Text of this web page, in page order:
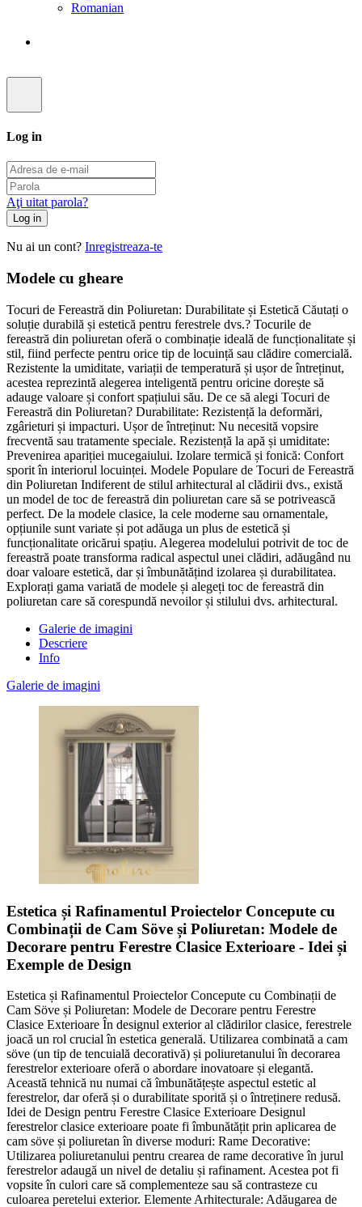
Romanian
Log in
Aţi uitat parola?
Log in
Nu ai un cont? Inregistreaza-te
Modele cu gheare
Tocuri de Fereastră din Poliuretan: Durabilitate și Estetică Căutați o
soluție durabilă și estetică pentru ferestrele dvs.? Tocurile de
fereastră din poliuretan oferă o combinație ideală de funcționalitate și
stil, fiind perfecte pentru orice tip de locuință sau clădire comercială.
Rezistente la umiditate, variații de temperatură și ușor de întreținut,
acestea reprezintă alegerea inteligentă pentru oricine dorește să
adauge valoare și confort spațiului său. De ce să alegi Tocuri de
Fereastră din Poliuretan? Durabilitate: Rezistență la deformări,
zgârieturi și impacturi. Ușor de întreținut: Nu necesită vopsire
frecventă sau tratamente speciale. Rezistență la apă și umiditate:
Prevenirea apariției mucegaiului. Izolare termică și fonică: Confort
sporit în interiorul locuinței. Modele Populare de Tocuri de Fereastră
din Poliuretan Indiferent de stilul arhitectural al clădirii dvs., există
un model de toc de fereastră din poliuretan care să se potrivească
perfect. De la modele clasice, la cele moderne sau ornamentale,
opțiunile sunt variate și pot adăuga un plus de estetică și
funcționalitate oricărui spațiu. Alegerea modelului potrivit de toc de
fereastră poate transforma radical aspectul unei clădiri, adăugând nu
doar valoare estetică, dar și îmbunătățind izolarea și durabilitatea.
Explorați gama variată de modele și alegeți toc de fereastră din
poliuretan care să corespundă nevoilor și stilului dvs. arhitectural.
Galerie de imagini
Descriere
Info
Galerie de imagini
Estetica și Rafinamentul Proiectelor Concepute cu
Combinații de Cam Söve și Poliuretan: Modele de
Decorare pentru Ferestre Clasice Exterioare - Idei și
Exemple de Design
Estetica și Rafinamentul Proiectelor Concepute cu Combinații de
Cam Söve și Poliuretan: Modele de Decorare pentru Ferestre
Clasice Exterioare În designul exterior al clădirilor clasice, ferestrele
joacă un rol crucial în estetica generală. Utilizarea combinată a cam
söve (un tip de tencuială decorativă) și poliuretanului în decorarea
ferestrelor exterioare oferă o abordare inovatoare și elegantă.
Această tehnică nu numai că îmbunătățește aspectul estetic al
ferestrelor, dar oferă și o durabilitate sporită și o întreținere redusă.
Idei de Design pentru Ferestre Clasice Exterioare Designul
ferestrelor clasice exterioare poate fi îmbunătățit prin aplicarea de
cam söve și poliuretan în diverse moduri: Rame Decorative:
Utilizarea poliuretanului pentru crearea de rame decorative în jurul
ferestrelor adaugă un nivel de detaliu și rafinament. Acestea pot fi
vopsite în culori care să complementeze sau să contrasteze cu
culoarea peretelui exterior. Elemente Arhitecturale: Adăugarea de